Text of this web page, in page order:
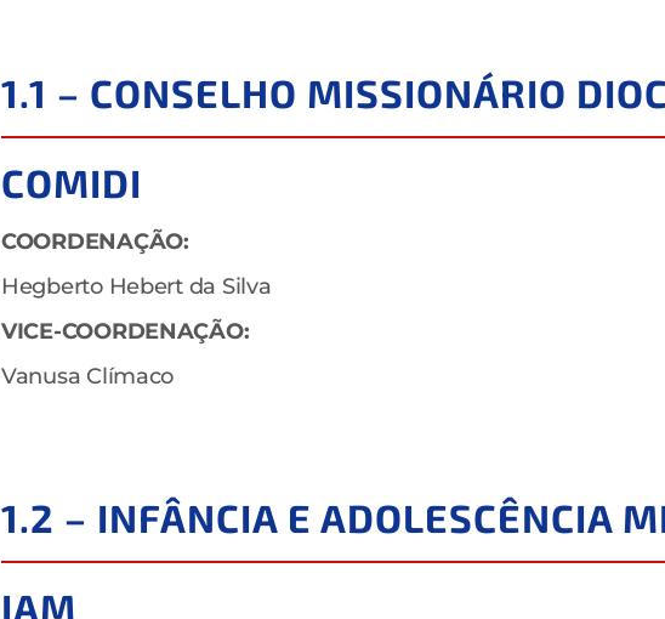
1.1 – CONSELHO MISSIONÁRIO
COMIDI
COORDENAÇÃO:
Hegberto Hebert da Silva
VICE-COORDENAÇÃO:
Vanusa Clímaco
1.2 – INFÂNCIA E ADOLESCÊNCIA
IAM